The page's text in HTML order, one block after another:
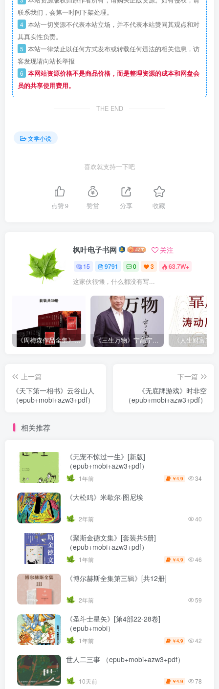
联系我们，会第一时间下架处理。
4 本站一切资源不代表本站立场，并不代表本站赞同其观点和对
其真实性负责。
5 本站一律禁止以任何方式发布或转载任何违法的相关信息，访
客发现请向站长举报
6 本网站资源价格不是商品价格，而是整理资源的成本和网盘会
员的共享使用费用。
THE END
文学小说
喜欢就支持一下吧
点赞9 赞赏 分享 收藏
枫叶电子书网 关注
15 9791 0 3 63.7W+
这家伙很懒，什么都没有写...
《周梅森作品全集》[共30册] 《三生万物》宁高宁（epub+mobi+azw3+pdf）
上一篇
《天下第一相书》云谷山人
（epub+mobi+azw3+pdf）
下一篇
《无底牌游戏》时非空
（epub+mobi+azw3+pdf）
相关推荐
《无宠不惊过一生》[新版]
（epub+mobi+azw3+pdf）
1年前 ￥4.9 34
《大松鸡》米歇尔·图尼埃
2年前 40
《聚斯金德文集》[套装共5册]
（epub+mobi+azw3+pdf）
1年前 ￥4.9 46
《博尔赫斯全集第三辑》[共12册]
2年前 59
《圣斗士星矢》[第4部22-28卷]
（epub+mobi）
1年前 ￥4.9 42
世人二三事 （epub+mobi+azw3+pdf）
10天前 ￥4.9 78